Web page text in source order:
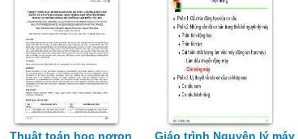
Thuật toán học nơron Giáo trình Nguyên lý máy